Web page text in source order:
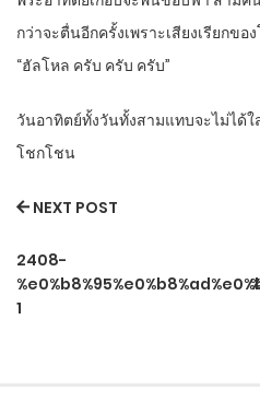
กว่าจะตื่นอีกครั้งเพราะเสียงเรียกข
“ฮัลโหล ครับ ครับ ครับ”
วันอาทิตย์ทั้งวันทั้งสามแทบจะไม่ได้
โชกโชน
NEXT POST
2408-
1